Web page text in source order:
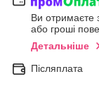
Ви отримаєте
або гроші
Детальніше
Післяплата